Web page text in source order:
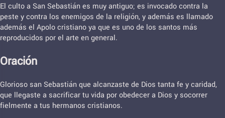
El culto a San Sebastián es muy antiguo; es invocado contra la
peste y contra los enemigos de la religión, y además es llamado
además el Apolo cristiano ya que es uno de los santos más
reproducidos por el arte en general.
Oración
Glorioso san Sebastián que alcanzaste de Dios tanta fe y caridad,
que llegaste a sacrificar tu vida por obedecer a Dios y socorrer
fielmente a tus hermanos cristianos.